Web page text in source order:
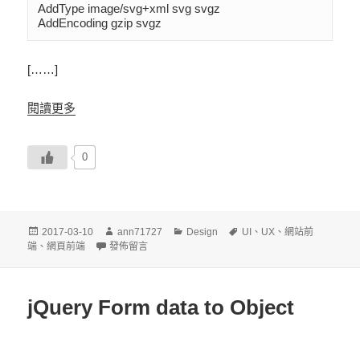
AddType image/svg+xml svg svgz
AddEncoding gzip svgz
[……]
閱讀更多
0
發
佈
2017-03-10
作
者
ann71727
分
Design
標
UI 、 UX 、網站前
端 、網頁前端 在〈SVG 圖片無法顯示〉
發佈留言
jQuery Form data to Object